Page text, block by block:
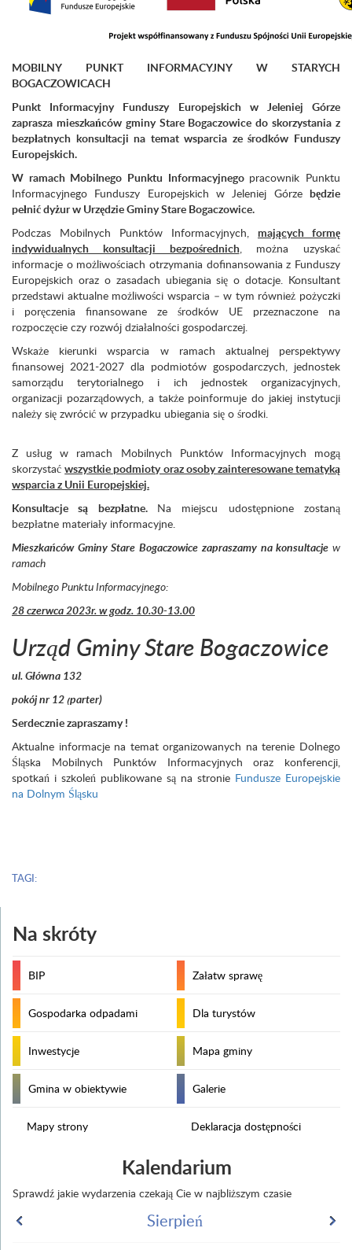
MOBILNY PUNKT INFORMACYJNY W STARYCH
BOGACZOWICACH
Punkt Informacyjny Funduszy Europejskich w Jeleniej Górze
zaprasza mieszkańców gminy Stare Bogaczowice do skorzystania z
bezpłatnych konsultacji na temat wsparcia ze środków Funduszy
Europejskich.
W ramach Mobilnego Punktu Informacyjnego pracownik Punktu
Informacyjnego Funduszy Europejskich w Jeleniej Górze będzie
pełnić dyżur w Urzędzie Gminy Stare Bogaczowice.
Podczas Mobilnych Punktów Informacyjnych, mających formę
indywidualnych konsultacji bezpośrednich,można uzyskać
informacje o możliwościach otrzymania dofinansowania z Funduszy
Europejskich oraz o zasadach ubiegania się o dotacje. Konsultant
przedstawi aktualne możliwości wsparcia – w tym również pożyczki
i poręczenia finansowane ze środków UE przeznaczone na
rozpoczęcie czy rozwój działalności gospodarczej.
Wskaże kierunki wsparcia w ramach aktualnej perspektywy
finansowej 2021-2027 dla podmiotów gospodarczych, jednostek
samorządu terytorialnego i ich jednostek organizacyjnych,
organizacji pozarządowych, a także poinformuje do jakiej instytucji
należy się zwrócić w przypadku ubiegania się o środki.
Z usług w ramach Mobilnych Punktów Informacyjnych mogą
skorzystaćwszystkie podmioty oraz osoby zainteresowane tematyką
wsparcia z Unii Europejskiej.
Konsultacje są bezpłatne. Na miejscu udostępnione zostaną
bezpłatne materiały informacyjne.
Mieszkańców Gminy Stare Bogaczowice zapraszamy na konsultacje w
ramach
Mobilnego Punktu Informacyjnego:
28 czerwca 2023r. w godz. 10.30-13.00
Urząd GminyStare Bogaczowice
ul. Główna 132
pokój nr 12 (parter)
Serdecznie zapraszamy !
Aktualne informacje na temat organizowanych na terenie Dolnego
Śląska Mobilnych Punktów Informacyjnych oraz konferencji,
spotkań i szkoleń publikowane są na stronie Fundusze Europejskie
na Dolnym Śląsku
TAGI:
Na skróty
BIP Załatw sprawę
Gospodarka odpadami Dla turystów
Inwestycje Mapa gminy
Gmina w obiektywie Galerie
Mapy strony Deklaracja dostępności
Kalendarium
Sprawdź jakie wydarzenia czekają Cie w najbliższym czasie
Sierpień